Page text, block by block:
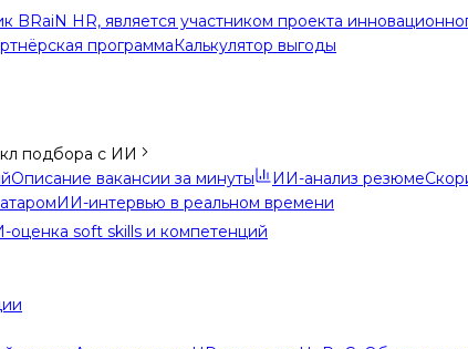
HR, является участником проекта
программаКалькулятор выгоды
подбора с ИИ
Описание вакансии за минуты ИИ-анализ резюме
ИИ-интервью в реальном времени
оценка soft skills и компетенций